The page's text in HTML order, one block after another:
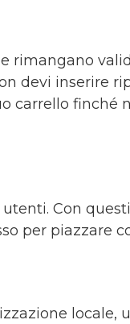
rimangano
devi inserire
carrello finché
Con
per piazzare
locale,